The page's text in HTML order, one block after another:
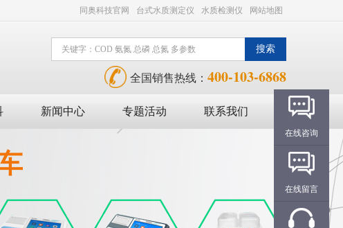
同奥科技官网 台式水质测定仪 水质检测仪 网站地图
全国销售热线： 400-103-6868
新闻中心 专题活动 联系我们
在线咨询
在线留言